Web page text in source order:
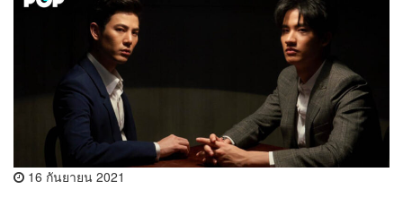
16 กันยายน 2021